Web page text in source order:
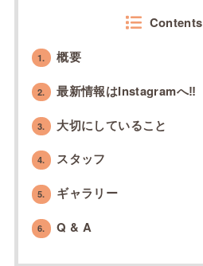
Contents
1. 概要
2. 最新情報はInstagramへ‼︎
3. 大切にしていること
4. スタッフ
5. ギャラリー
6. Q & A